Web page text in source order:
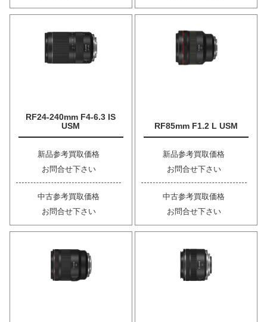
RF24-240mm F4-6.3 IS
USM
新品参考買取価格
お問合せ下さい
中古参考買取価格
お問合せ下さい
RF85mm F1.2 L USM
新品参考買取価格
お問合せ下さい
中古参考買取価格
お問合せ下さい